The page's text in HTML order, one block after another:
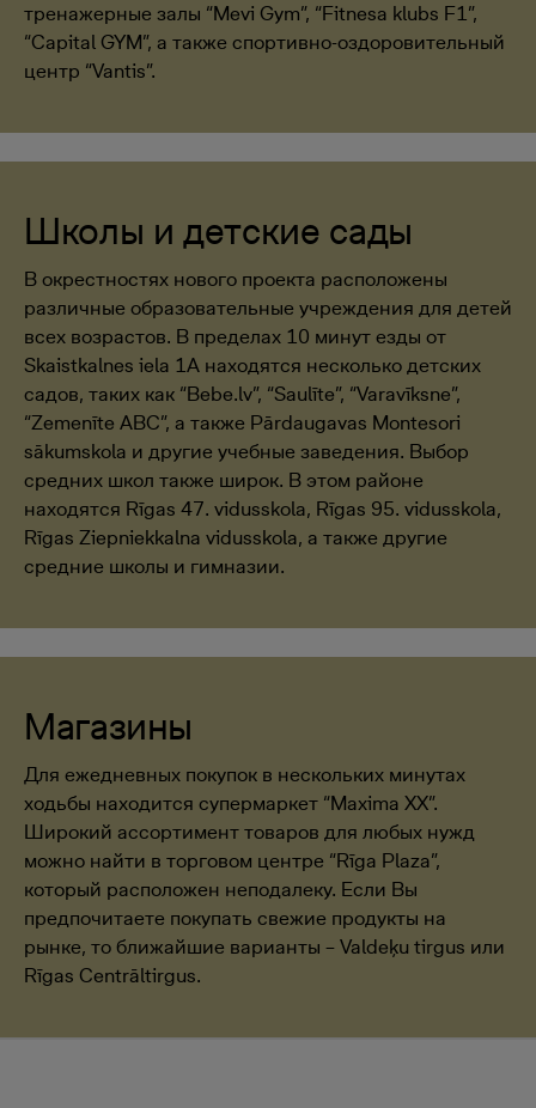
тренажерные залы “Mevi Gym”, “Fitnesa klubs F1”,
“Capital GYM”, а также спортивно-оздоровительный
центр “Vantis”.
Школы и детские сады
В окрестностях нового проекта расположены
различные образовательные учреждения для детей
всех возрастов. В пределах 10 минут езды от
Skaistkalnes iela 1A находятся несколько детских
садов, таких как “Bebe.lv”, “Saulīte”, “Varavīksne”,
“Zemenīte ABC”, а также Pārdaugavas Montesori
sākumskola и другие учебные заведения. Выбор
средних школ также широк. В этом районе
находятся Rīgas 47. vidusskola, Rīgas 95. vidusskola,
Rīgas Ziepniekkalna vidusskola, а также другие
средние школы и гимназии.
Магазины
Для ежедневных покупок в нескольких минутах
ходьбы находится супермаркет “Maxima XX”.
Широкий ассортимент товаров для любых нужд
можно найти в торговом центре “Rīga Plaza”,
который расположен неподалеку. Если Вы
предпочитаете покупать свежие продукты на
рынке, то ближайшие варианты – Valdeķu tirgus или
Rīgas Centrāltirgus.